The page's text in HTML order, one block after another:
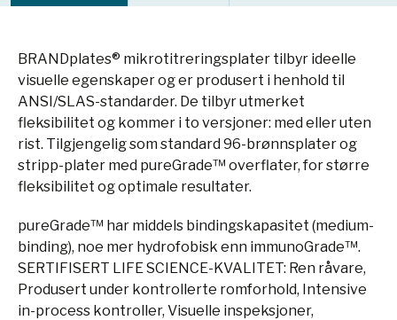
BRANDplates® mikrotitreringsplater tilbyr ideelle
visuelle egenskaper og er produsert i henhold til
ANSI/SLAS-standarder. De tilbyr utmerket
fleksibilitet og kommer i to versjoner: med eller uten
rist. Tilgjengelig som standard 96-brønnsplater og
stripp-plater med pureGrade™ overflater, for større
fleksibilitet og optimale resultater.
pureGrade™ har middels bindingskapasitet (medium-
binding), noe mer hydrofobisk enn immunoGrade™.
SERTIFISERT LIFE SCIENCE-KVALITET: Ren råvare,
Produsert under kontrollerte romforhold, Intensive
in-process kontroller, Visuelle inspeksjoner,